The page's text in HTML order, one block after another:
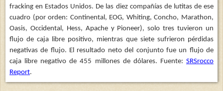
fracking en Estados Unidos. De las diez compañías de lutitas de ese
cuadro (por orden: Continental, EOG, Whiting, Concho, Marathon,
Oasis, Occidental, Hess, Apache y Pioneer), solo tres tuvieron un
flujo de caja libre positivo, mientras que siete sufrieron pérdidas
negativas de flujo. El resultado neto del conjunto fue un flujo de
caja libre negativo de 455 millones de dólares. Fuente: SRSrocco
Report.